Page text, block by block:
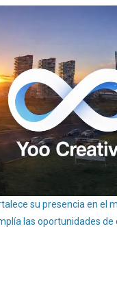
su presencia en el
las oportunidades